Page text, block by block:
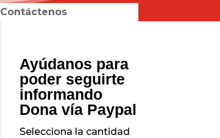
Contáctenos
Ayúdanos para
poder seguirte
informando
Dona vía Paypal
Selecciona la cantidad